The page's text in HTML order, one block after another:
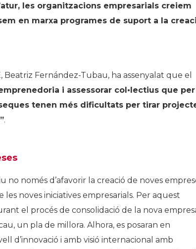
les organitzacions empresarials creiem
en marxa programes de suport a la
Beatriz Fernández-Tubau, ha assenyalat que el
i assessorar col•lectius que per
tenen més dificultats per tirar
.
només d’afavorir la creació de noves
noves iniciatives empresarials. Per aquest
el procés de consolidació de la nova
un pla de millora. Alhora, es posaran en
d’innovació i amb visió internacional amb